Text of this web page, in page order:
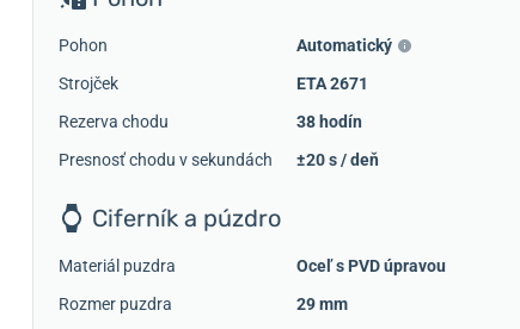
Pohon
Automatický
Strojček
ETA 2671
Rezerva chodu
38 hodín
Presnosť chodu v sekundách
±20 s / deň
Ciferník a púzdro
Materiál puzdra
Oceľ s PVD úpravou
Rozmer puzdra
29 mm